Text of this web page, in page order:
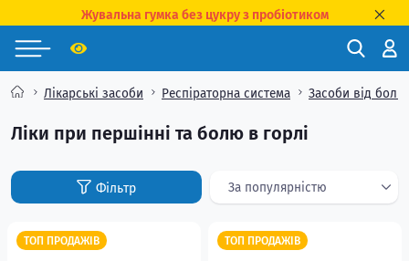
Жувальна гумка без цукру з пробіотиком
Лікарські засоби Респіраторна система Засоби від болю
Ліки при першінні та болю в горлі
ТОП ПРОДАЖІВ ТОП ПРОДАЖІВ